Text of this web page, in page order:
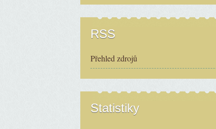
RSS
Přehled zdrojů
Statistiky